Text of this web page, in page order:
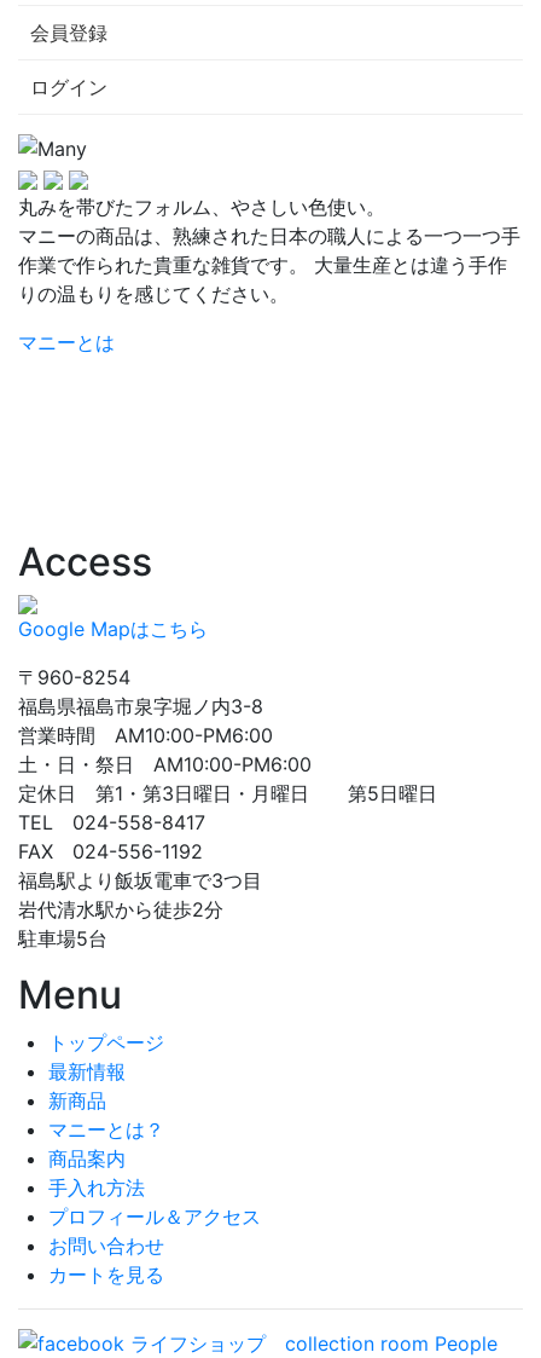
会員登録
ログイン
丸みを帯びたフォルム、やさしい色使い。
マニーの商品は、熟練された日本の職人による一つ一つ手
作業で作られた貴重な雑貨です。 大量生産とは違う手作
りの温もりを感じてください。
マニーとは
Access
Google Mapはこちら
〒960-8254
福島県福島市泉字堀ノ内3-8
営業時間 AM10:00-PM6:00
土・日・祭日 AM10:00-PM6:00
定休日 第1・第3日曜日・月曜日 第5日曜日
TEL 024-558-8417
FAX 024-556-1192
福島駅より飯坂電車で3つ目
岩代清水駅から徒歩2分
駐車場5台
Menu
トップページ
最新情報
新商品
マニーとは？
商品案内
手入れ方法
プロフィール＆アクセス
お問い合わせ
カートを見る